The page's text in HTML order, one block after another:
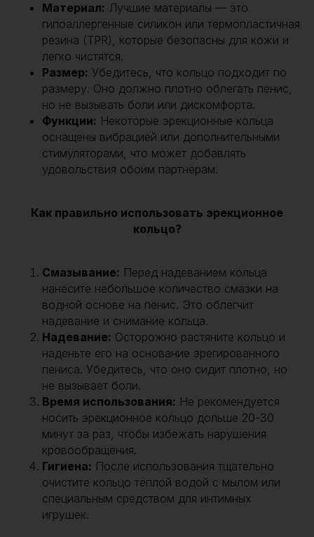
Материал: Лучшие материалы — это
гипоаллергенные силикон или термопластичная
резина (TPR), которые безопасны для кожи и
легко чистятся.
Размер: Убедитесь, что кольцо подходит по
размеру. Оно должно плотно облегать пенис,
но не вызывать боли или дискомфорта.
Функции: Некоторые эрекционные кольца
оснащены вибрацией или дополнительными
стимуляторами, что может добавлять
удовольствия обоим партнёрам.
Как правильно использовать эрекционное
кольцо?
Смазывание: Перед надеванием кольца
нанесите небольшое количество смазки на
водной основе на пенис. Это облегчит
надевание и снимание кольца.
Надевание: Осторожно растяните кольцо и
наденьте его на основание эрегированного
пениса. Убедитесь, что оно сидит плотно, но
не вызывает боли.
Время использования: Не рекомендуется
носить эрекционное кольцо дольше 20-30
минут за раз, чтобы избежать нарушения
кровообращения.
Гигиена: После использования тщательно
очистите кольцо тёплой водой с мылом или
специальным средством для интимных
игрушек.